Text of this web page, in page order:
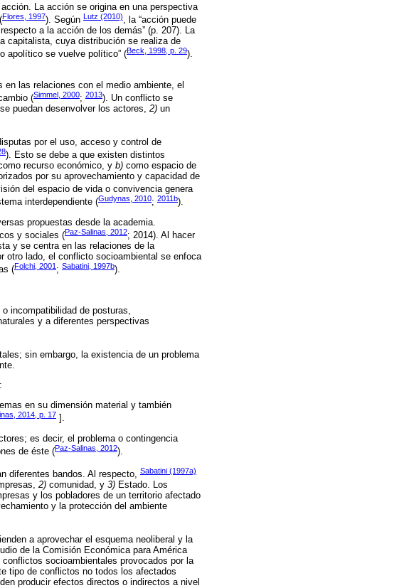
La acción se origina en una perspectiva
Flores, 1997). Según Lutz (2010), la “acción puede
a la acción de los demás” (p. 207). La
capitalista, cuya distribución se realiza de
apolítico se vuelve político” (Beck, 1998, p. 29).
las relaciones con el medio ambiente, el
(Simmel, 2000; 2013). Un conflicto se
puedan desenvolver los actores, 2) un
por el uso, acceso y control de
). Esto se debe a que existen distintos
recurso económico, y b) como espacio de
por su aprovechamiento y capacidad de
del espacio de vida o convivencia genera
interdependiente (Gudynas, 2010; 2011b).
propuestas desde la academia.
y sociales (Paz-Salinas, 2012; 2014). Al hacer
y se centra en las relaciones de la
otro lado, el conflicto socioambiental se enfoca
(Folchi, 2001; Sabatini, 1997b).
incompatibilidad de posturas,
y a diferentes perspectivas
sin embargo, la existencia de un problema
en su dimensión material y también
2014, p. 17 ].
es decir, el problema o contingencia
de éste (Paz-Salinas, 2012).
diferentes bandos. Al respecto, Sabatini (1997a)
2) comunidad, y 3) Estado. Los
y los pobladores de un territorio afectado
y la protección del ambiente
a aprovechar el esquema neoliberal y la
de la Comisión Económica para América
socioambientales provocados por la
tipo de conflictos no todos los afectados
producir efectos directos o indirectos a nivel